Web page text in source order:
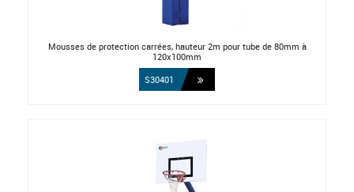
Mousses de protection carrées, hauteur 2m pour tube de 80mm à
120x100mm
S30401